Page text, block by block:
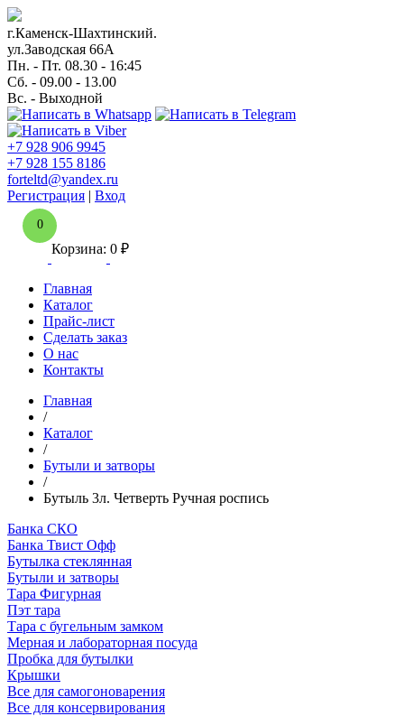
г.Каменск-Шахтинский.
ул.Заводская 66А
Пн. - Пт. 08.30 - 16:45
Сб. - 09.00 - 13.00
Вс. - Выходной
+7 928 906 9945
+7 928 155 8186
forteltd@yandex.ru
Регистрация | Вход
0
Корзина: 0 ₽
Главная
Каталог
Прайс-лист
Сделать заказ
О нас
Контакты
Главная
/
Каталог
/
Бутыли и затворы
/
Бутыль 3л. Четверть Ручная роспись
Банка СКО
Банка Твист Офф
Бутылка стеклянная
Бутыли и затворы
Тара Фигурная
Пэт тара
Тара с бугельным замком
Мерная и лабораторная посуда
Пробка для бутылки
Крышки
Все для самогоноварения
Все для консервирования